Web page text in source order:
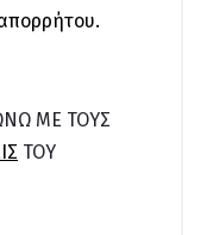
.
ΜΕ ΤΟΥΣ
ΤΟΥ